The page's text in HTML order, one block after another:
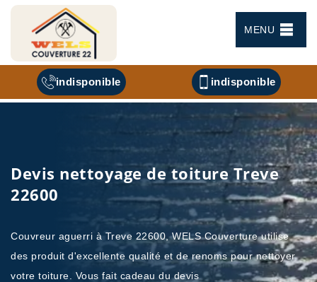
MENU
indisponible indisponible
Devis nettoyage de toiture Treve
22600
Couvreur aguerri à Treve 22600, WELS Couverture utilise
des produit d'excellente qualité et de renoms pour nettoyer
votre toiture. Vous fait cadeau du devis